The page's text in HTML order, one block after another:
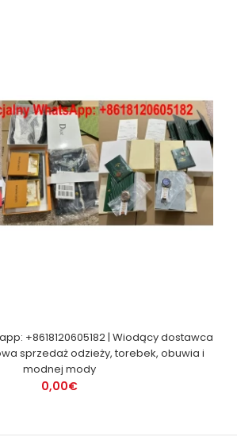
+8618120605182 | Wiodący dostawca
sprzedaż odzieży, torebek, obuwia i
modnej mody
0,00€